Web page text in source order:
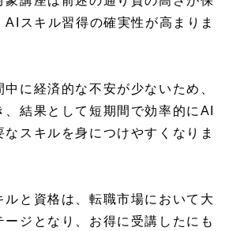
AIスキル習得の確実性が高まりま
中に経済的な不安が少ないため、
、結果として短期間で効率的にAI
なスキルを身につけやすくなりま
ルと資格は、転職市場において大
ージとなり、お得に受講したにも